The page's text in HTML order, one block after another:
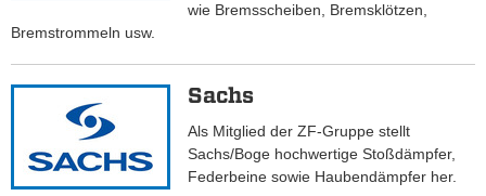
wie Bremsscheiben, Bremsklötzen,
Bremstrommeln usw.
Sachs
Als Mitglied der ZF-Gruppe stellt
Sachs/Boge hochwertige Stoßdämpfer,
Federbeine sowie Haubendämpfer her.